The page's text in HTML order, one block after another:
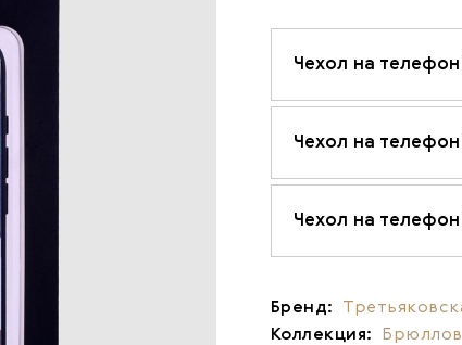
Чехол на
Чехол на
Чехол на
Бренд:
Коллекция: